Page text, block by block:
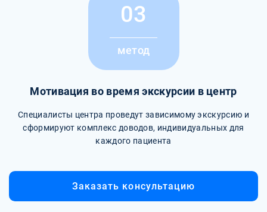
03
метод
Мотивация во время экскурсии в центр
Специалисты центра проведут зависимому экскурсию и
сформируют комплекс доводов, индивидуальных для
каждого пациента
Заказать консультацию